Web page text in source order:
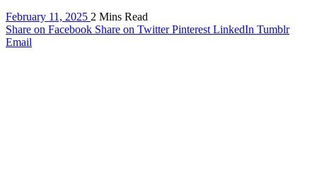
February 11, 2025 2 Mins Read
Share on Facebook Share on Twitter Pinterest LinkedIn Tumblr
Email